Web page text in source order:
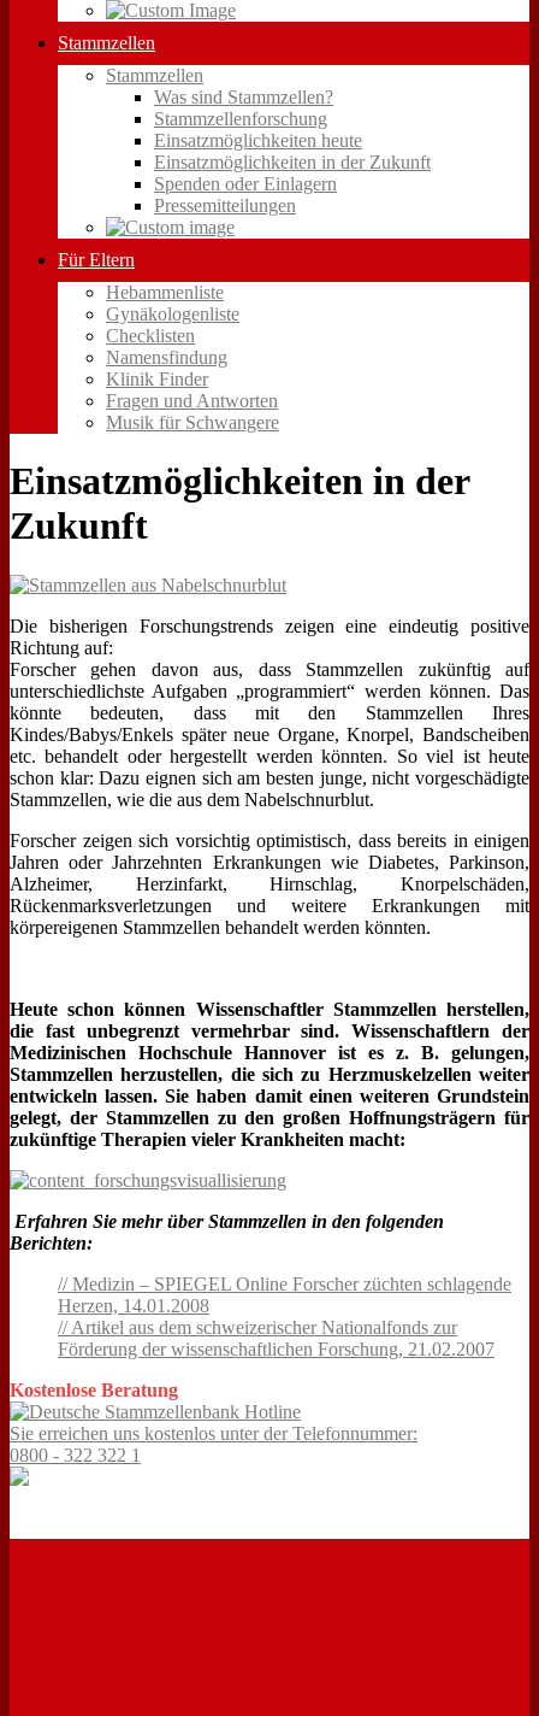
Stammzellen
Stammzellen
Was sind Stammzellen?
Stammzellenforschung
Einsatzmöglichkeiten heute
Einsatzmöglichkeiten in der Zukunft
Spenden oder Einlagern
Pressemitteilungen
Für Eltern
Hebammenliste
Gynäkologenliste
Checklisten
Namensfindung
Klinik Finder
Fragen und Antworten
Musik für Schwangere
Einsatzmöglichkeiten in der
Zukunft
Die bisherigen Forschungstrends zeigen eine eindeutig positive
Richtung auf:
Forscher gehen davon aus, dass Stammzellen zukünftig auf
unterschiedlichste Aufgaben „programmiert“ werden können. Das
könnte bedeuten, dass mit den Stammzellen Ihres
Kindes/Babys/Enkels später neue Organe, Knorpel, Bandscheiben
etc. behandelt oder hergestellt werden könnten. So viel ist heute
schon klar: Dazu eignen sich am besten junge, nicht vorgeschädigte
Stammzellen, wie die aus dem Nabelschnurblut.
Forscher zeigen sich vorsichtig optimistisch, dass bereits in einigen
Jahren oder Jahrzehnten Erkrankungen wie Diabetes, Parkinson,
Alzheimer, Herzinfarkt, Hirnschlag, Knorpelschäden,
Rückenmarksverletzungen und weitere Erkrankungen mit
körpereigenen Stammzellen behandelt werden könnten.
Heute schon können Wissenschaftler Stammzellen herstellen,
die fast unbegrenzt vermehrbar sind. Wissenschaftlern der
Medizinischen Hochschule Hannover ist es z. B. gelungen,
Stammzellen herzustellen, die sich zu Herzmuskelzellen weiter
entwickeln lassen. Sie haben damit einen weiteren Grundstein
gelegt, der Stammzellen zu den großen Hoffnungsträgern für
zukünftige Therapien vieler Krankheiten macht:
Erfahren Sie mehr über Stammzellen in den folgenden
Berichten:
// Medizin – SPIEGEL Online Forscher züchten schlagende
Herzen, 14.01.2008
// Artikel aus dem schweizerischer Nationalfonds zur
Förderung der wissenschaftlichen Forschung, 21.02.2007
Kostenlose Beratung
Sie erreichen uns kostenlos unter der Telefonnummer:
0800 - 322 322 1